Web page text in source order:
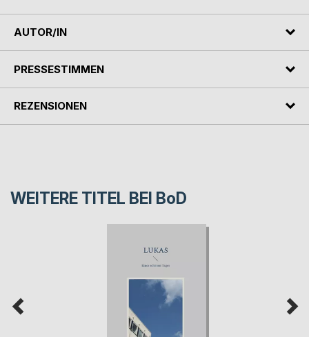
AUTOR/IN
PRESSESTIMMEN
REZENSIONEN
WEITERE TITEL BEI BoD